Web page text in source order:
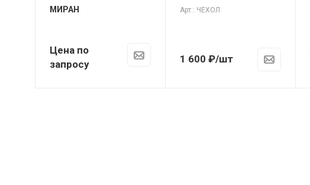
МИРАН
Цена по
запросу
Арт.: ЧЕХОЛ
1 600 ₽/шт